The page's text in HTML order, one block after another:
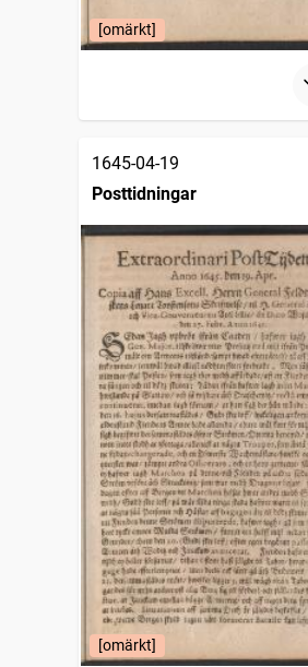
[omärkt]
1645-04-19
Posttidningar
[omärkt]